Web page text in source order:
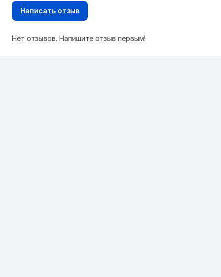
Написать отзыв
Нет отзывов. Напишите отзыв первым!